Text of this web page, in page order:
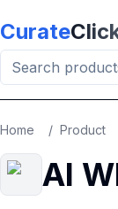
Curate
Home / Product
AI